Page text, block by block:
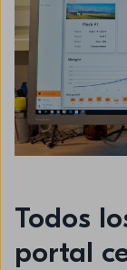
Todos
portal